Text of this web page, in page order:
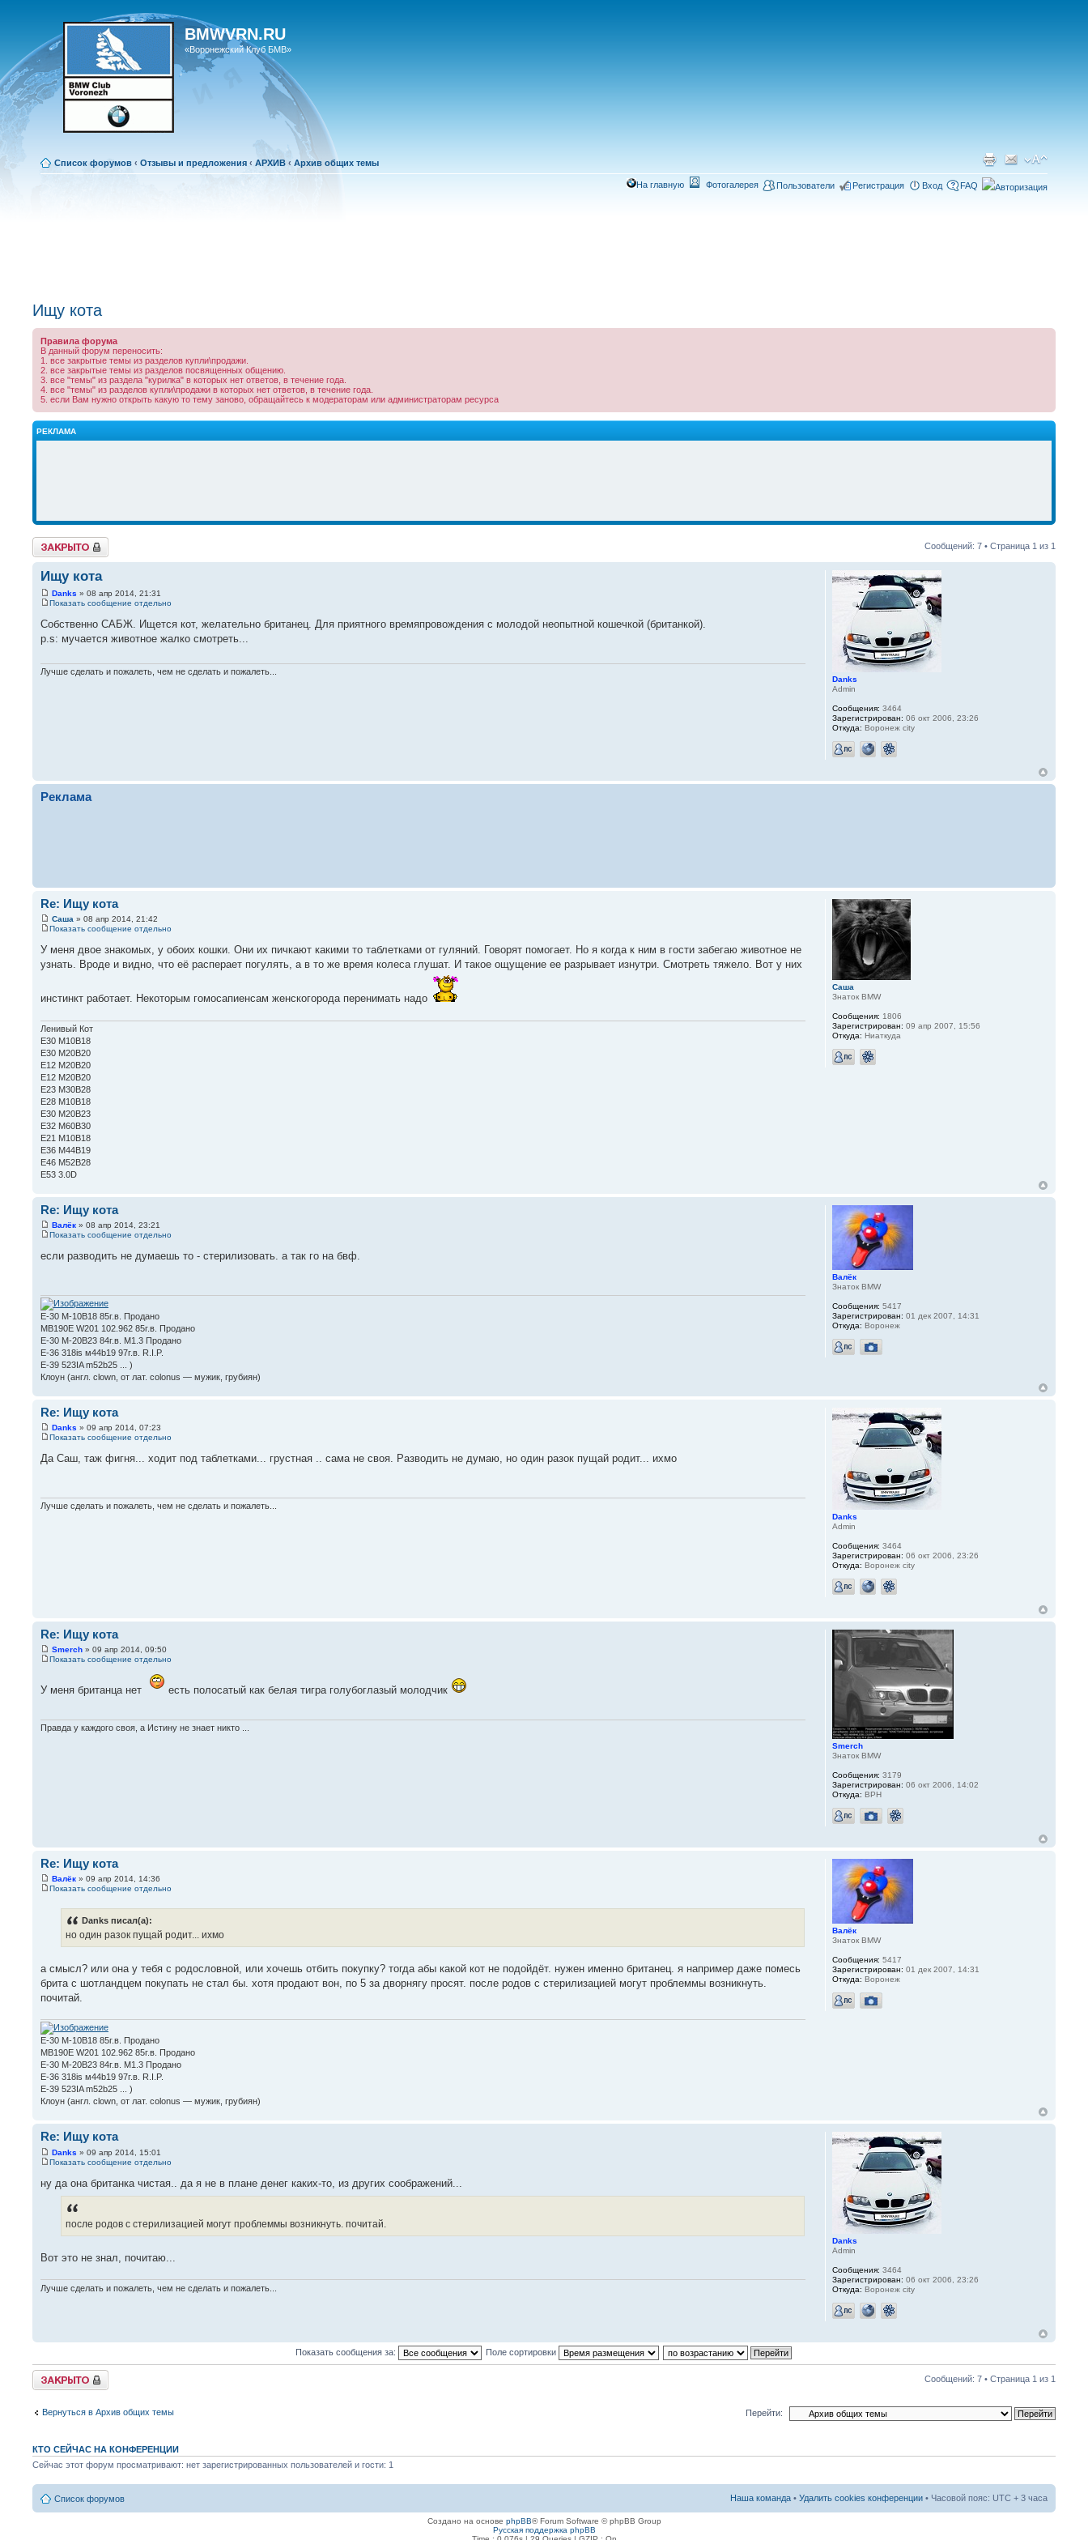
BMWVRN.RU
«Воронежский Клуб БМВ»
Список форумов ‹ Отзывы и предложения ‹ АРХИВ ‹ Архив общих темы
На главную Фотогалерея Пользователи Регистрация Вход FAQ
Ищу кота
Правила форума
В данный форум переносить:
1. все закрытые темы из разделов купли\продажи.
2. все закрытые темы из разделов посвященных общению.
3. все "темы" из раздела "курилка" в которых нет ответов, в течение года.
4. все "темы" из разделов купли\продажи в которых нет ответов, в течение года.
5. если Вам нужно открыть какую то тему заново, обращайтесь к модераторам или администраторам ресурса
РЕКЛАМА
Закрыто Сообщений: 7 • Страница 1 из 1
Ищу кота
Danks » 08 апр 2014, 21:31
Показать сообщение отдельно
Собственно САБЖ. Ищется кот, желательно британец. Для приятного времяпровождения с молодой неопытной кошечкой (британкой).
p.s: мучается животное жалко смотреть...
Лучше сделать и пожалеть, чем не сделать и пожалеть...
Danks
Admin
Сообщения: 3464
Зарегистрирован: 06 окт 2006, 23:26
Откуда: Воронеж city
Реклама
Re: Ищу кота
Саша » 08 апр 2014, 21:42
Показать сообщение отдельно
У меня двое знакомых, у обоих кошки. Они их пичкают какими то таблетками от гуляний. Говорят помогает. Но я когда к ним в гости забегаю животное не
узнать. Вроде и видно, что её расперает погулять, а в то же время колеса глушат. И такое ощущение ее разрывает изнутри. Смотреть тяжело. Вот у них
инстинкт работает. Некоторым гомосапиенсам женскогорода перенимать надо
Ленивый Кот
E30 M10B18
E30 M20B20
Е12 М20В20
Е12 М20В20
Е23 М30В28
Е28 М10В18
Е30 М20В23
Е32 М60В30
Е21 М10В18
Е36 М44В19
Е46 М52В28
Е53 3.0D
Саша
Знаток BMW
Сообщения: 1806
Зарегистрирован: 09 апр 2007, 15:56
Откуда: Ниаткуда
Re: Ищу кота
Валёк » 08 апр 2014, 23:21
Показать сообщение отдельно
если разводить не думаешь то - стерилизовать. а так го на бвф.
Е-30 М-10В18 85г.в. Продано
MB190E W201 102.962 85г.в. Продано
Е-30 М-20В23 84г.в. М1.3 Продано
Е-36 318is м44b19 97г.в. R.I.P.
E-39 523IA m52b25 ... )
Клоун (англ. clown, от лат. colonus — мужик, грубиян)
Валёк
Знаток BMW
Сообщения: 5417
Зарегистрирован: 01 дек 2007, 14:31
Откуда: Воронеж
Re: Ищу кота
Danks » 09 апр 2014, 07:23
Показать сообщение отдельно
Да Саш, таж фигня... ходит под таблетками... грустная .. сама не своя. Разводить не думаю, но один разок пущай родит... ихмо
Лучше сделать и пожалеть, чем не сделать и пожалеть...
Danks
Admin
Сообщения: 3464
Зарегистрирован: 06 окт 2006, 23:26
Откуда: Воронеж city
Re: Ищу кота
Smerch » 09 апр 2014, 09:50
Показать сообщение отдельно
У меня британца нет есть полосатый как белая тигра голубоглазый молодчик
Правда у каждого своя, а Истину не знает никто ...
Smerch
Знаток BMW
Сообщения: 3179
Зарегистрирован: 06 окт 2006, 14:02
Откуда: ВРН
Re: Ищу кота
Валёк » 09 апр 2014, 14:36
Показать сообщение отдельно
Danks писал(а):
но один разок пущай родит... ихмо
а смысл? или она у тебя с родословной, или хочешь отбить покупку? тогда абы какой кот не подойдёт. нужен именно британец. я например даже помесь
брита с шотландцем покупать не стал бы. хотя продают вон, по 5 за дворнягу просят. после родов с стерилизацией могут проблеммы возникнуть.
почитай.
Е-30 М-10В18 85г.в. Продано
MB190E W201 102.962 85г.в. Продано
Е-30 М-20В23 84г.в. М1.3 Продано
Е-36 318is м44b19 97г.в. R.I.P.
E-39 523IA m52b25 ... )
Клоун (англ. clown, от лат. colonus — мужик, грубиян)
Валёк
Знаток BMW
Сообщения: 5417
Зарегистрирован: 01 дек 2007, 14:31
Откуда: Воронеж
Re: Ищу кота
Danks » 09 апр 2014, 15:01
Показать сообщение отдельно
ну да она британка чистая.. да я не в плане денег каких-то, из других соображений...
после родов с стерилизацией могут проблеммы возникнуть. почитай.
Вот это не знал, почитаю...
Лучше сделать и пожалеть, чем не сделать и пожалеть...
Danks
Admin
Сообщения: 3464
Зарегистрирован: 06 окт 2006, 23:26
Откуда: Воронеж city
Показать сообщения за: Поле сортировки
Закрыто Сообщений: 7 • Страница 1 из 1
Вернуться в Архив общих темы Перейти:
КТО СЕЙЧАС НА КОНФЕРЕНЦИИ
Сейчас этот форум просматривают: нет зарегистрированных пользователей и гости: 1
Список форумов Наша команда • Удалить cookies конференции • Часовой пояс: UTC + 3 часа
Создано на основе phpBB® Forum Software © phpBB Group
Русская поддержка phpBB